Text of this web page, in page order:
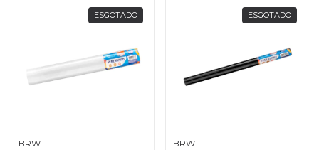
ESGOTADO
BRW
ESGOTADO
BRW